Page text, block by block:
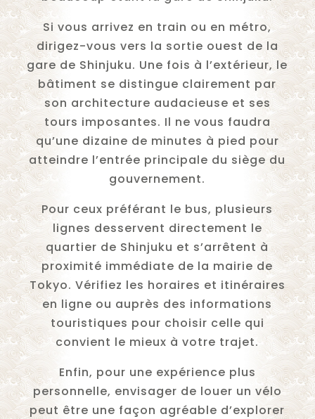
Si vous arrivez en train ou en métro,
dirigez-vous vers la sortie ouest de la
gare de Shinjuku. Une fois à l’extérieur, le
bâtiment se distingue clairement par
son architecture audacieuse et ses
tours imposantes. Il ne vous faudra
qu’une dizaine de minutes à pied pour
atteindre l’entrée principale du siège du
gouvernement.
Pour ceux préférant le bus, plusieurs
lignes desservent directement le
quartier de Shinjuku et s’arrêtent à
proximité immédiate de la mairie de
Tokyo. Vérifiez les horaires et itinéraires
en ligne ou auprès des informations
touristiques pour choisir celle qui
convient le mieux à votre trajet.
Enfin, pour une expérience plus
personnelle, envisager de louer un vélo
peut être une façon agréable d’explorer